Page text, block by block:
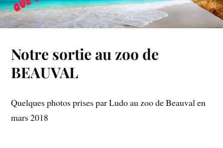
Notre sortie au zoo de
BEAUVAL
Quelques photos prises par Ludo au zoo de Beauval en
mars 2018